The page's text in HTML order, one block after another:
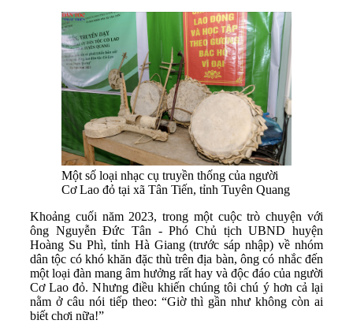
Một số loại nhạc cụ truyền thống của người
Cơ Lao đỏ tại xã Tân Tiến, tỉnh Tuyên Quang
Khoảng cuối năm 2023, trong một cuộc trò chuyện với
ông Nguyễn Đức Tân - Phó Chủ tịch UBND huyện
Hoàng Su Phì, tỉnh Hà Giang (trước sáp nhập) về nhóm
dân tộc có khó khăn đặc thù trên địa bàn, ông có nhắc đến
một loại đàn mang âm hưởng rất hay và độc đáo của người
Cơ Lao đỏ. Nhưng điều khiến chúng tôi chú ý hơn cả lại
nằm ở câu nói tiếp theo: “Giờ thì gần như không còn ai
biết chơi nữa!”